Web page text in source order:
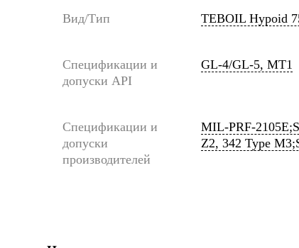
Вид/Тип TEBOIL Hypoid
Спецификации и
допуски API
GL-4/GL-5, MT1
Спецификации и
допуски
производителей
MIL-PRF-
Z2, 342 Type